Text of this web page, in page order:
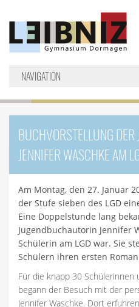
NAVIGATION
BUCHVORSTELLUNG
JENNIFER WASCHKE AM
Am Montag, den 27. Januar
der Stufe sieben des LGD
Eine Doppelstunde lang
Jugendbuchautorin Jennifer
Schülerin am LGD war. Sie
Schülern ihren ersten
Für die knapp 30 Schülerinnen
begann der Besuch mit der
Jennifer Waschke. Dort